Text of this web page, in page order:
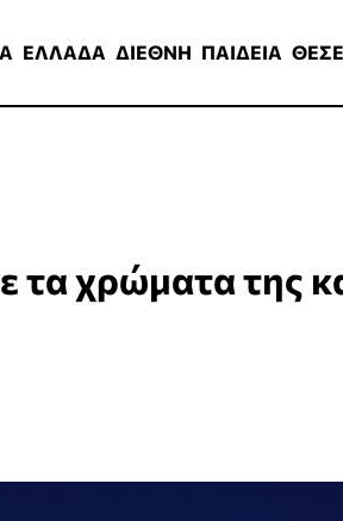
ΕΛΛΑΔΑ ΔΙΕΘΝΗ ΠΑΙΔΕΙΑ
χρώματα της